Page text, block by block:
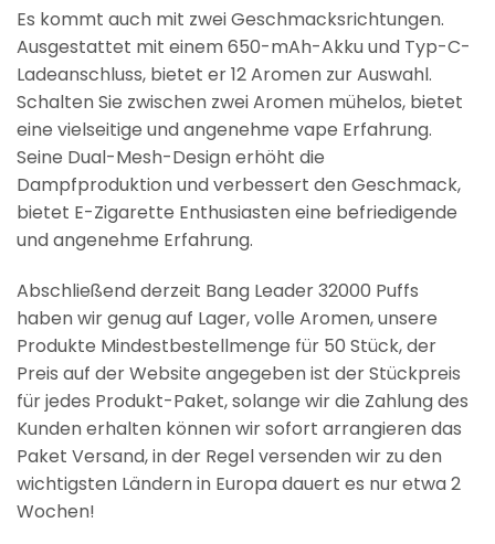
Es kommt auch mit zwei Geschmacksrichtungen.
Ausgestattet mit einem 650-mAh-Akku und Typ-C-
Ladeanschluss, bietet er 12 Aromen zur Auswahl.
Schalten Sie zwischen zwei Aromen mühelos, bietet
eine vielseitige und angenehme vape Erfahrung.
Seine Dual-Mesh-Design erhöht die
Dampfproduktion und verbessert den Geschmack,
bietet E-Zigarette Enthusiasten eine befriedigende
und angenehme Erfahrung.
Abschließend derzeit Bang Leader 32000 Puffs
haben wir genug auf Lager, volle Aromen, unsere
Produkte Mindestbestellmenge für 50 Stück, der
Preis auf der Website angegeben ist der Stückpreis
für jedes Produkt-Paket, solange wir die Zahlung des
Kunden erhalten können wir sofort arrangieren das
Paket Versand, in der Regel versenden wir zu den
wichtigsten Ländern in Europa dauert es nur etwa 2
Wochen!